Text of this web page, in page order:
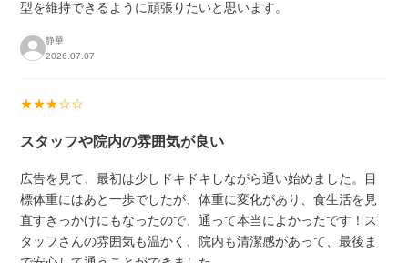
型を維持できるように頑張りたいと思います。
静華
2026.07.07
★★★☆☆
スタッフや院内の雰囲気が良い
広告を見て、最初は少しドキドキしながら通い始めました。目
標体重にはあと一歩でしたが、体重に変化があり、食生活を見
直すきっかけにもなったので、通って本当によかったです！ス
タッフさんの雰囲気も温かく、院内も清潔感があって、最後ま